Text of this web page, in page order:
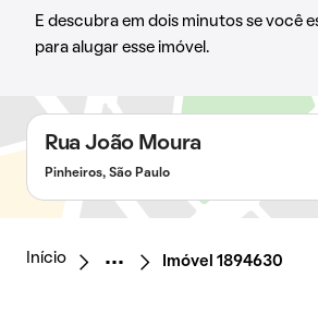
E descubra em dois minutos se você
para alugar esse imóvel.
Rua João Moura
Pinheiros, São Paulo
Início Imóvel 1894630